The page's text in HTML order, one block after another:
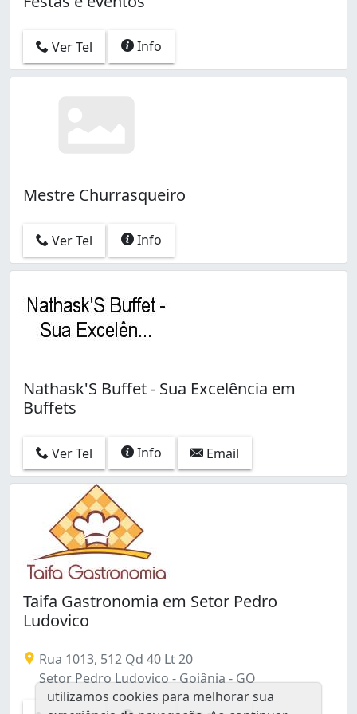
Ver Tel Info
Mestre Churrasqueiro
Ver Tel Info
Nathask'S Buffet - Sua Excelência em
Buffets
Ver Tel Info Email
Taifa Gastronomia em Setor Pedro
Ludovico
Rua 1013, 512 Qd 40 Lt 20
Setor Pedro Ludovico - Goiânia - GO
utilizamos cookies para melhorar sua